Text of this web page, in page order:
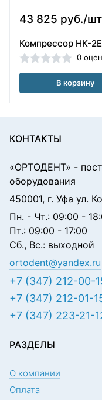
43 825 руб./шт
0
В корзину
КОНТАКТЫ
«ОРТОДЕНТ» -
оборудования
450001, г. Уфа ул.
Пн. - Чт.: 09:00 -
Пт.: 09:00 - 17:00
Сб., Вс.: выходной
ortodent@yandex.ru
+7 (347) 212-00-
+7 (347) 212-01-
+7 (347) 223-21-
РАЗДЕЛЫ
О компании
Оплата